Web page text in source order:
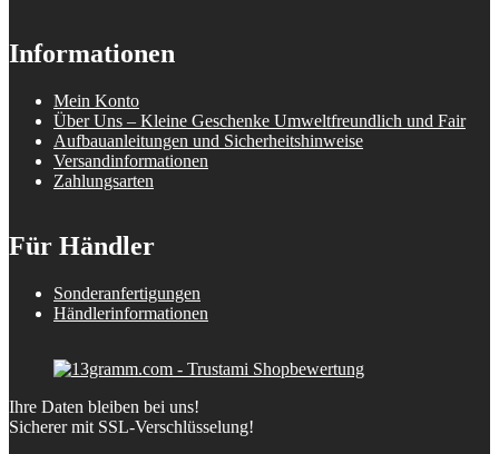
Informationen
Mein Konto
Über Uns – Kleine Geschenke Umweltfreundlich und Fair
Aufbauanleitungen und Sicherheitshinweise
Versandinformationen
Zahlungsarten
Für Händler
Sonderanfertigungen
Händlerinformationen
Ihre Daten bleiben bei uns!
Sicherer mit SSL-Verschlüsselung!